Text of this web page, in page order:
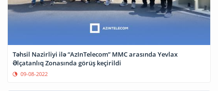
Təhsil Nazirliyi ilə “AzInTelecom” MMC arasında Yevlax
Əlçatanlıq Zonasında görüş keçirildi
09-08-2022